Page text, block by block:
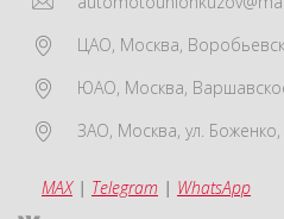
ЦАО, Москва,
ЮАО, Москва,
ЗАО, Москва, ул. Боженко,
MAX| Telegram | WhatsApp